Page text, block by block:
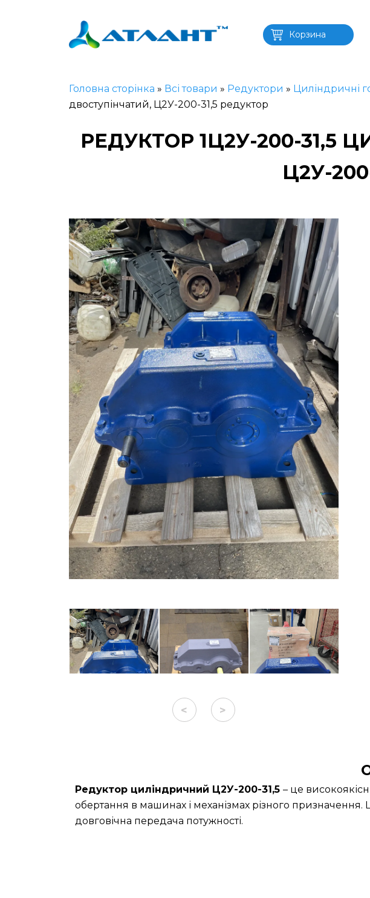
Корзина
Головна сторінка » Всі товари » Редуктори » Циліндричні
двоступінчатий, Ц2У-200-31,5 редуктор
РЕДУКТОР 1Ц2У-200-31,5
Ц2У-
< >
Редуктор циліндричний Ц2У-200-31,5 – це
обертання в машинах і механізмах різного
довговічна передача потужності.